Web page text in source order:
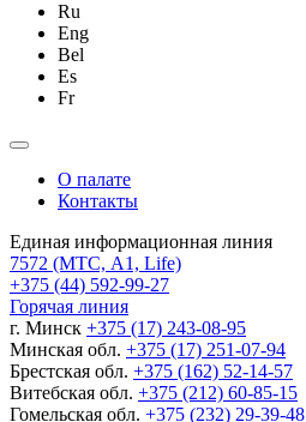
Ru
Eng
Bel
Es
Fr
О палате
Контакты
Единая информационная линия
7572 (МТС, A1, Life)
+375 (44) 592-99-27
Горячая линия
г. Минск +375 (17) 243-08-95
Минская обл. +375 (17) 251-07-94
Брестская обл. +375 (162) 52-14-57
Витебская обл. +375 (212) 60-85-15
Гомельская обл. +375 (232) 29-39-48